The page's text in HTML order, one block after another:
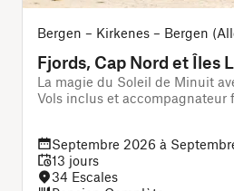
Bergen – Kirkenes – Bergen
Fjords, Cap Nord et Îles
La magie du Soleil de Minuit
Vols inclus et accompagnateur
Septembre 2026 à
13 jours
34 Escales